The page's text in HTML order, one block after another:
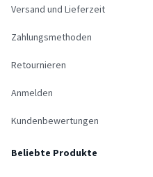
Versand und Lieferzeit
Zahlungsmethoden
Retournieren
Anmelden
Kundenbewertungen
Beliebte Produkte